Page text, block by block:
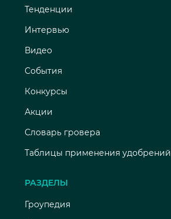
Тенденции
Интервью
Видео
События
Конкурсы
Акции
Словарь гровера
Таблицы применения удобрений
РАЗДЕЛЫ
Гроупедия